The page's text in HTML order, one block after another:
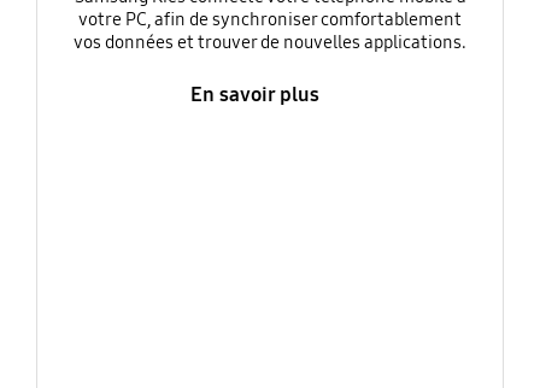
votre PC, afin de synchroniser comfortablement
vos données et trouver de nouvelles applications.
En savoir plus